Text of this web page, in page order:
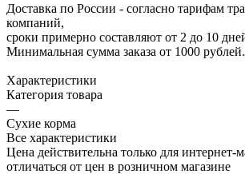
Доставка по России - согласно тарифам
компаний,
сроки примерно составляют от 2 до 10
Минимальная сумма заказа от 1000 рублей.
Характеристики
Категория товара
—
Сухие корма
Все характеристики
Цена действительна только для интернет-
отличаться от цен в розничном магазине